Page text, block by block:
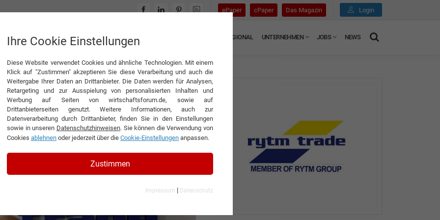
ePaper cPaper Das Magazin Login
INTERVIEWS REGIONAL UNTERNEHMEN JOBS NEWS
und Schaum für alle Fälle
und Schaum für
der RYTM TRADE Sp. z o.o.
Ihre Cookie Einstellungen
Diese Website verwendet Cookies und ähnliche Technologien. Mit einem
Klick auf "Zustimmen" akzeptieren Sie diese Verarbeitung und auch die
Weitergabe Ihrer Daten an Drittanbieter. Die Daten werden für Analysen,
Retargeting und zur Ausspielung von personalisierten Inhalten und
Werbung auf Seiten von wirtschaftsforum.de, sowie auf
Drittanbieterseiten genutzt. Weitere Informationen, auch zur
Datenverarbeitung durch Drittanbieter, finden Sie in den Einstellungen
sowie in unseren Datenschutzhinweisen. Sie können die Verwendung von
Cookies ablehnen oder jederzeit über die Cookie-Einstellungen anpassen.
Zustimmen
Impressum | Datenschutz